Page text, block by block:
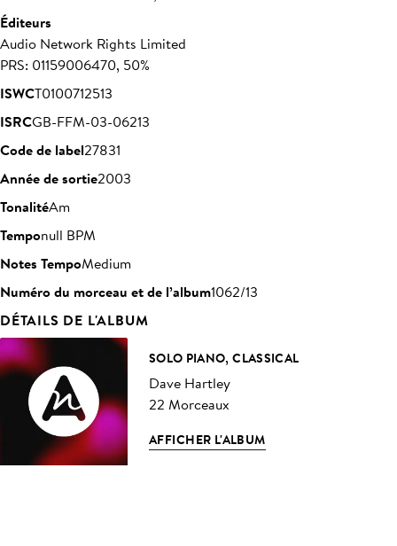
Éditeurs
Audio Network Rights Limited
PRS: 01159006470, 50%
ISWCT0100712513
ISRCGB-FFM-03-06213
Code de label27831
Année de sortie2003
TonalitéAm
Temponull BPM
Notes TempoMedium
Numéro du morceau et de l’album1062/13
DÉTAILS DE L'ALBUM
SOLO PIANO, CLASSICAL
Dave Hartley
22 Morceaux
AFFICHER L'ALBUM